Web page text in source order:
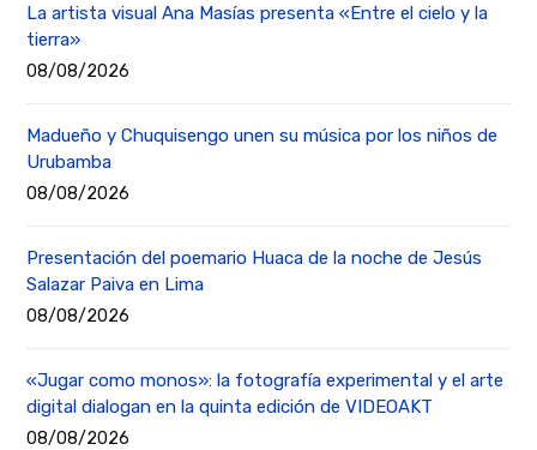
La artista visual Ana Masías presenta «Entre el cielo y la
tierra»
08/08/2026
Madueño y Chuquisengo unen su música por los niños de
Urubamba
08/08/2026
Presentación del poemario Huaca de la noche de Jesús
Salazar Paiva en Lima
08/08/2026
«Jugar como monos»: la fotografía experimental y el arte
digital dialogan en la quinta edición de VIDEOAKT
08/08/2026